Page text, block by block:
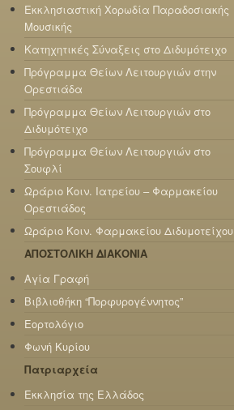
Εκκλησιαστική Χορωδία Παραδοσιακής
Μουσικής
Κατηχητικές Σύναξεις στο Διδυμότειχο
Πρόγραμμα Θείων Λειτουργιών στην
Ορεστιάδα
Πρόγραμμα Θείων Λειτουργιών στο
Διδυμότειχο
Πρόγραμμα Θείων Λειτουργιών στο
Σουφλί
Ωράριο Κοιν. Ιατρείου – Φαρμακείου
Ορεστιάδος
Ωράριο Κοιν. Φαρμακείου Διδυμοτείχου
ΑΠΟΣΤΟΛΙΚΗ ΔΙΑΚΟΝΙΑ
Αγία Γραφή
Βιβλιοθήκη “Πορφυρογέννητος”
Εορτολόγιο
Φωνή Κυρίου
Πατριαρχεία
Εκκλησία της Ελλάδος